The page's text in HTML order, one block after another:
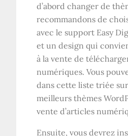
d’abord changer de
recommandons de
avec le support Easy
et un design qui
à la vente de
numériques. Vous
dans cette liste triée
meilleurs thèmes
vente d’articles
Ensuite, vous devrez